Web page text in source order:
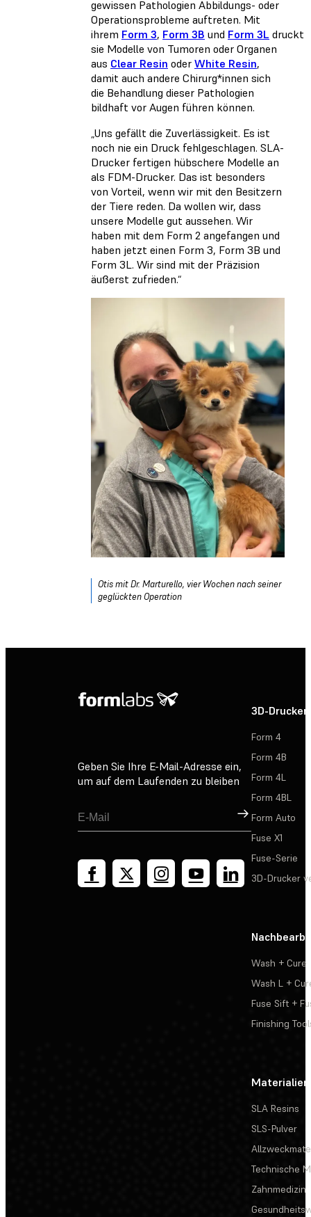
gewissen Pathologien Abbildungs- oder
Operationsprobleme auftreten. Mit
ihrem Form 3, Form 3B und Form 3L druckt
sie Modelle von Tumoren oder Organen
aus Clear Resin oder White Resin,
damit auch andere Chirurg*innen sich
die Behandlung dieser Pathologien
bildhaft vor Augen führen können.
„Uns gefällt die Zuverlässigkeit. Es ist
noch nie ein Druck fehlgeschlagen. SLA-
Drucker fertigen hübschere Modelle an
als FDM-Drucker. Das ist besonders
von Vorteil, wenn wir mit den Besitzern
der Tiere reden. Da wollen wir, dass
unsere Modelle gut aussehen. Wir
haben mit dem Form 2 angefangen und
haben jetzt einen Form 3, Form 3B und
Form 3L. Wir sind mit der Präzision
äußerst zufrieden.“
Otis mit Dr. Marturello, vier Wochen nach seiner
geglückten Operation
Geben Sie Ihre E-Mail-Adresse ein,
um auf dem Laufenden zu bleiben
Registrieren
3D-Drucker
Form 4
Form 4B
Form 4L
Form 4BL
Form Auto
Fuse X1
Fuse-Serie
3D-Drucker
Wash + Cure
Wash L +
Fuse Sift +
Finishing
Materialien
SLA Resins
SLS-Pulver
Technische
Zahnmedizin